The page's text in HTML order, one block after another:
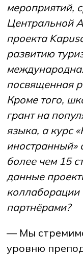
мероприятий,
Центральной
проекта
развитию
посвященная
Кроме того,
грант на
языка, а курс
иностранный»
более чем 15
данные
коллаборации
партнёрами?
— Мы
уровню